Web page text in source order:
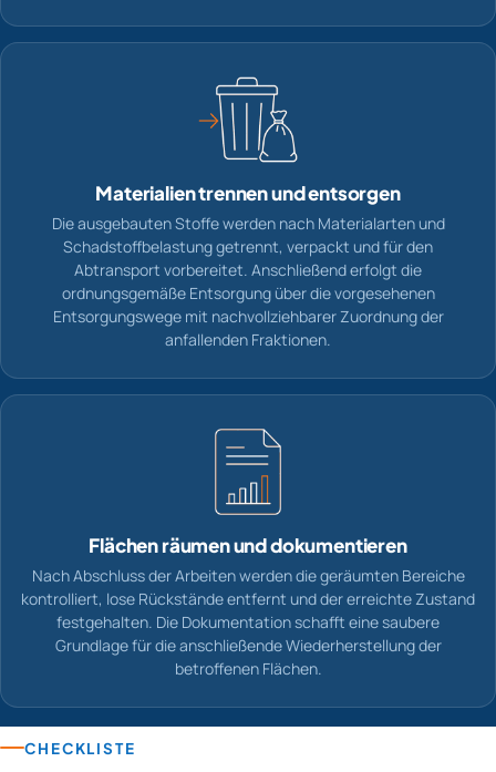
Materialien trennen und entsorgen
Die ausgebauten Stoffe werden nach Materialarten und
Schadstoffbelastung getrennt, verpackt und für den
Abtransport vorbereitet. Anschließend erfolgt die
ordnungsgemäße Entsorgung über die vorgesehenen
Entsorgungswege mit nachvollziehbarer Zuordnung der
anfallenden Fraktionen.
Flächen räumen und dokumentieren
Nach Abschluss der Arbeiten werden die geräumten Bereiche
kontrolliert, lose Rückstände entfernt und der erreichte Zustand
festgehalten. Die Dokumentation schafft eine saubere
Grundlage für die anschließende Wiederherstellung der
betroffenen Flächen.
CHECKLISTE